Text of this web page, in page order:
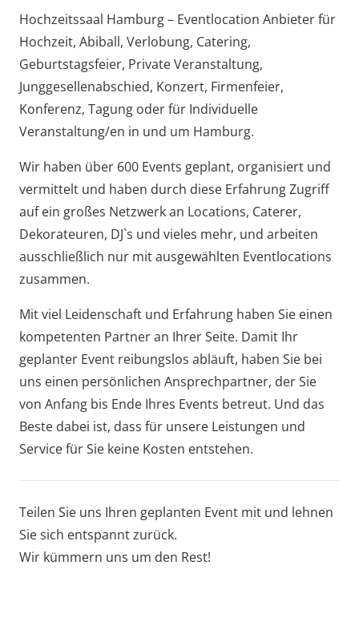
Hochzeitssaal Hamburg – Eventlocation Anbieter für
Hochzeit, Abiball, Verlobung, Catering,
Geburtstagsfeier, Private Veranstaltung,
Junggesellenabschied, Konzert, Firmenfeier,
Konferenz, Tagung oder für Individuelle
Veranstaltung/en in und um Hamburg.
Wir haben über 600 Events geplant, organisiert und
vermittelt und haben durch diese Erfahrung Zugriff
auf ein großes Netzwerk an Locations, Caterer,
Dekorateuren, DJ`s und vieles mehr, und arbeiten
ausschließlich nur mit ausgewählten Eventlocations
zusammen.
Mit viel Leidenschaft und Erfahrung haben Sie einen
kompetenten Partner an Ihrer Seite. Damit Ihr
geplanter Event reibungslos abläuft, haben Sie bei
uns einen persönlichen Ansprechpartner, der Sie
von Anfang bis Ende Ihres Events betreut. Und das
Beste dabei ist, dass für unsere Leistungen und
Service für Sie keine Kosten entstehen.
Teilen Sie uns Ihren geplanten Event mit und lehnen
Sie sich entspannt zurück.
Wir kümmern uns um den Rest!